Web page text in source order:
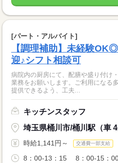
[パート・アルバイト]
【調理補助】未経験
迎♪シフト相談可
病院内の厨房にて、配膳や盛り付け
業務をお願いします。ご利用になる
提供できるよう、工夫...
キッチンスタッフ
埼玉県桶川市/桶川駅（車 4
時給1,141円～ 交通費一部支給
8：00-13：15 8：00-15：